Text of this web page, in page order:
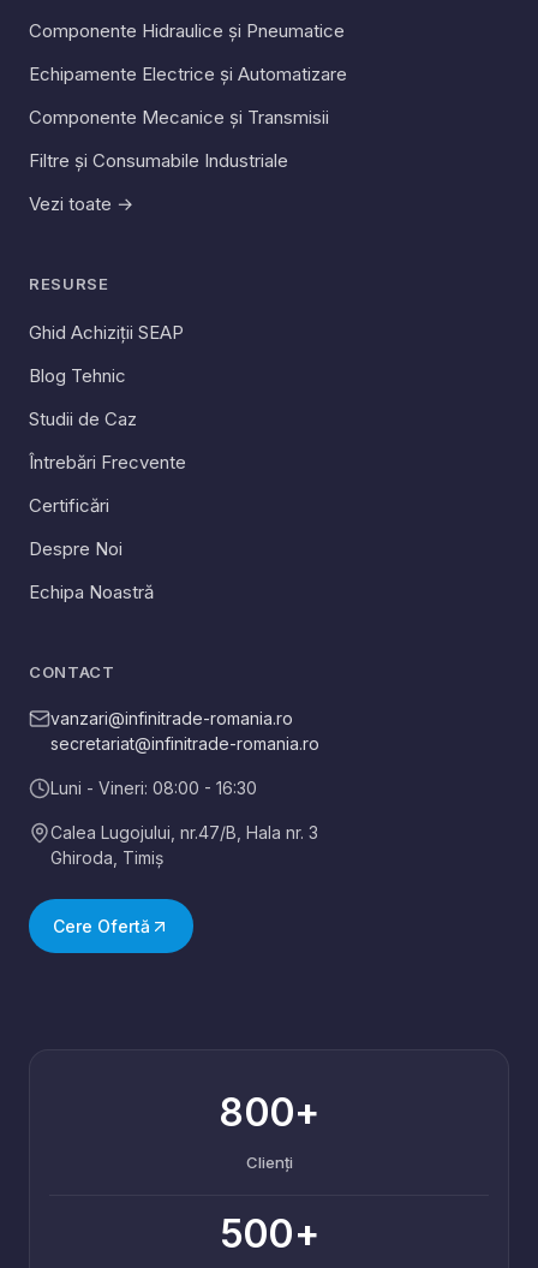
Componente Hidraulice și Pneumatice
Echipamente Electrice și Automatizare
Componente Mecanice și Transmisii
Filtre și Consumabile Industriale
Vezi toate →
RESURSE
Ghid Achiziții SEAP
Blog Tehnic
Studii de Caz
Întrebări Frecvente
Certificări
Despre Noi
Echipa Noastră
CONTACT
vanzari@infinitrade-romania.ro
secretariat@infinitrade-romania.ro
Luni - Vineri: 08:00 - 16:30
Calea Lugojului, nr.47/B, Hala nr. 3
Ghiroda Timiș
Cere Ofertă
800+
Clienți
500+